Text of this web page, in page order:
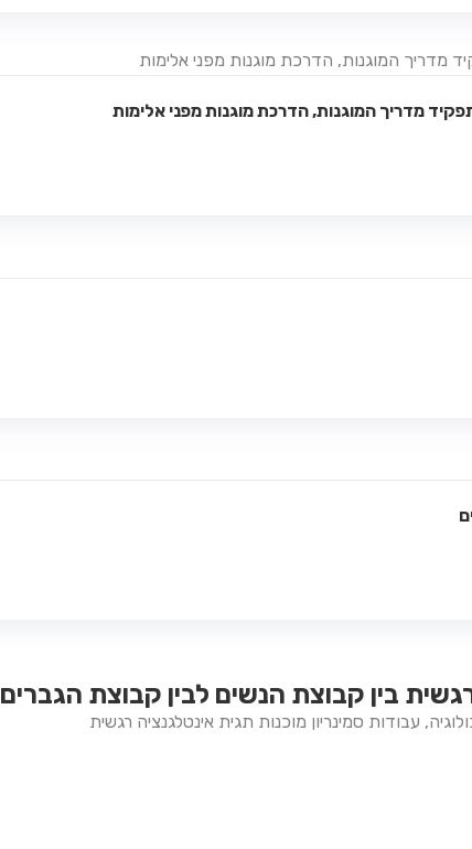
מדריך המוגנות, הדרכת מוגנות מפני אלימות
בין קבוצת הנשים לבין קבוצת הגברים
, עבודות סמינריון מוכנות תגית אינטלגנציה רגשית